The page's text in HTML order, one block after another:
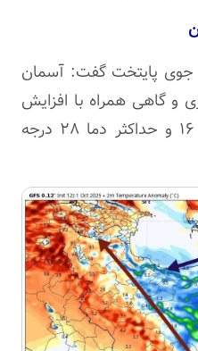
جوی پایتخت گفت: آسمان
و گاهی همراه با افزایش
باد خواهد بود. حداقل دما ۱۶ و حداکثر دما ۲۸ درجه